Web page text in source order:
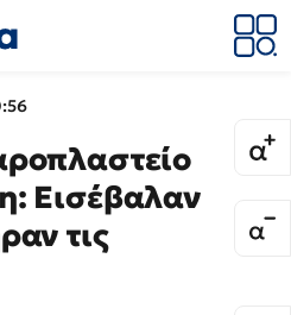
Εισέβαλαν
τις